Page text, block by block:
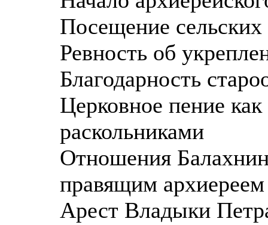
Посещение
Ревность об
Благодарность
Церковное пение
раскольниками
Отношения
правящим архиереем
Арест Владыки